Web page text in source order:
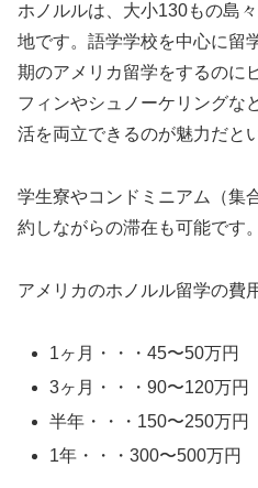
ホノルルは、大小130もの島
地です。語学学校を中心に留
期のアメリカ留学をするのに
フィンやシュノーケリングな
活を両立できるのが魅力だと
学生寮やコンドミニアム（集
約しながらの滞在も可能です。
アメリカのホノルル留学の費
1ヶ月・・・45〜50万円
3ヶ月・・・90〜120万円
半年・・・150〜250万円
1年・・・300〜500万円